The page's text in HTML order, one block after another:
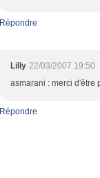
Répondre
Lilly 22/03/2007 19:50
asmarani : merci d'être
Répondre